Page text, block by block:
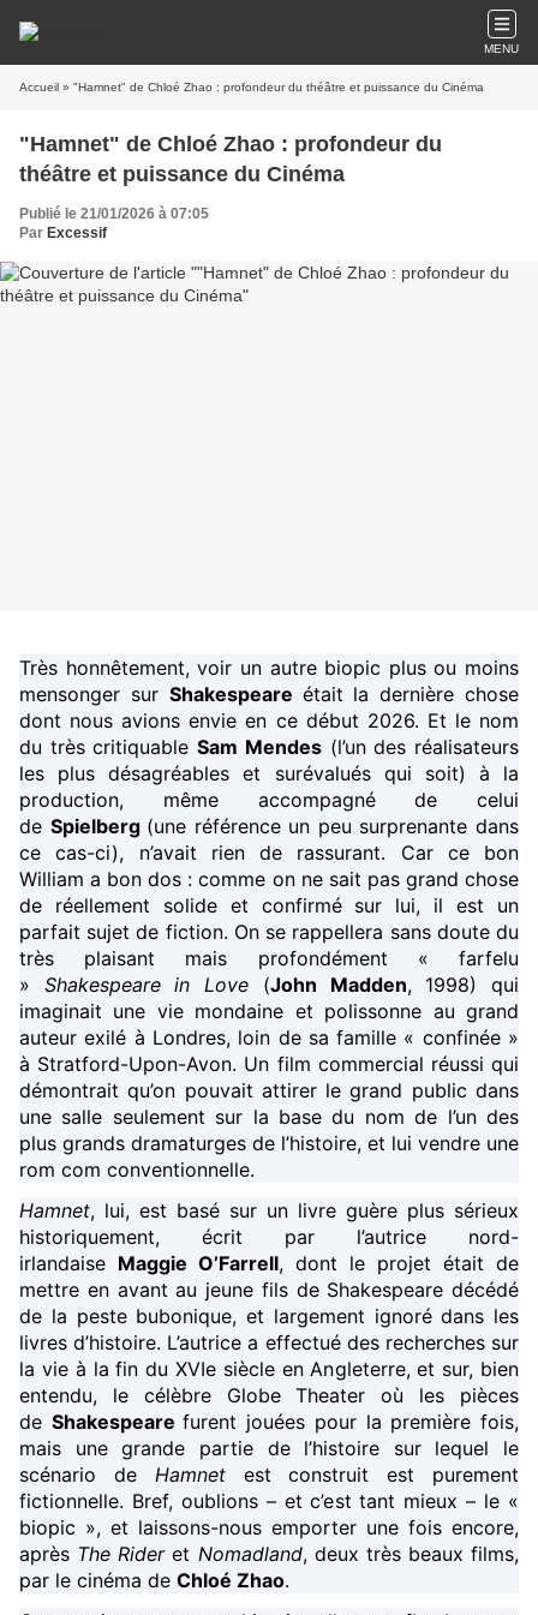
MENU
Accueil » "Hamnet" de Chloé Zhao : profondeur du théâtre et puissance du Cinéma
"Hamnet" de Chloé Zhao : profondeur du
théâtre et puissance du Cinéma
Publié le 21/01/2026 à 07:05
Par Excessif
Très honnêtement, voir un autre biopic plus ou moins
mensonger sur Shakespeare était la dernière chose
dont nous avions envie en ce début 2026. Et le nom
du très critiquable Sam Mendes (l’un des réalisateurs
les plus désagréables et surévalués qui soit) à la
production, même accompagné de celui
de Spielberg (une référence un peu surprenante dans
ce cas-ci), n’avait rien de rassurant. Car ce bon
William a bon dos : comme on ne sait pas grand chose
de réellement solide et confirmé sur lui, il est un
parfait sujet de fiction. On se rappellera sans doute du
très plaisant mais profondément « farfelu
»
Shakespeare in Love (John Madden, 1998) qui
imaginait une vie mondaine et polissonne au grand
auteur exilé à Londres, loin de sa famille « confinée »
à Stratford-Upon-Avon. Un film commercial réussi qui
démontrait qu’on pouvait attirer le grand public dans
une salle seulement sur la base du nom de l’un des
plus grands dramaturges de l’histoire, et lui vendre une
rom com conventionnelle.
Hamnet, lui, est basé sur un livre guère plus sérieux
historiquement, écrit par l’autrice nord-
irlandaise Maggie O’Farrell, dont le projet était de
mettre en avant au jeune fils de Shakespeare décédé
de la peste bubonique, et largement ignoré dans les
livres d’histoire. L’autrice a effectué des recherches sur
la vie à la fin du XVIe siècle en Angleterre, et sur, bien
entendu, le célèbre Globe Theater où les pièces
de Shakespeare furent jouées pour la première fois,
mais une grande partie de l’histoire sur lequel le
scénario de
Hamnet
est construit est purement
fictionnelle. Bref, oublions – et c’est tant mieux – le «
biopic », et laissons-nous emporter une fois encore,
après The Rider et Nomadland, deux très beaux films,
par le cinéma de Chloé Zhao.